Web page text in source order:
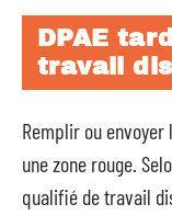
DPAE
travail
Remplir ou envoyer
une zone rouge.
qualifié de travail